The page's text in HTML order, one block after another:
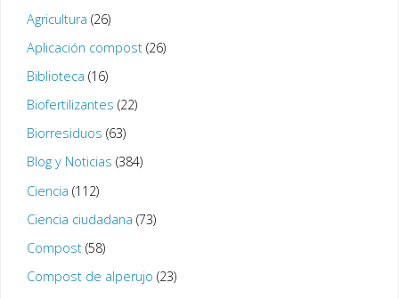
Agricultura (26)
Aplicación compost(26)
Biblioteca (16)
Biofertilizantes (22)
Biorresiduos (63)
Blog y Noticias (384)
Ciencia (112)
Ciencia ciudadana (73)
Compost(58)
Compost de alperujo (23)